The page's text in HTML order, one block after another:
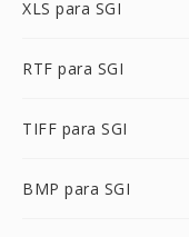
XLS para SGI
RTF para SGI
TIFF para SGI
BMP para SGI